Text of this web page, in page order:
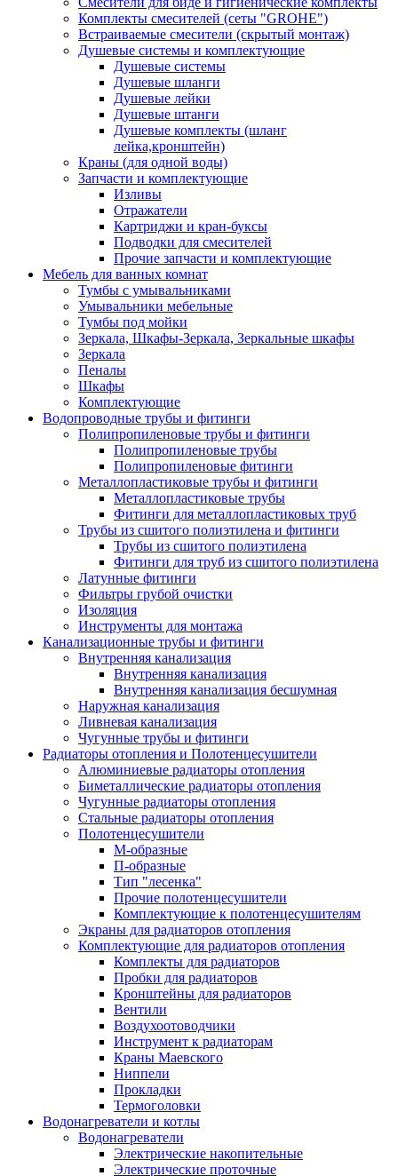
Комплекты смесителей (сеты "GROHE")
Встраиваемые смесители (скрытый монтаж)
Душевые системы и комплектующие
Душевые системы
Душевые шланги
Душевые лейки
Душевые штанги
Душевые комплекты (шланг
лейка,кронштейн)
Краны (для одной воды)
Запчасти и комплектующие
Изливы
Отражатели
Картриджи и кран-буксы
Подводки для смесителей
Прочие запчасти и комплектующие
Мебель для ванных комнат
Тумбы с умывальниками
Умывальники мебельные
Тумбы под мойки
Зеркала, Шкафы-Зеркала, Зеркальные шкафы
Зеркала
Пеналы
Шкафы
Комплектующие
Водопроводные трубы и фитинги
Полипропиленовые трубы и фитинги
Полипропиленовые трубы
Полипропиленовые фитинги
Металлопластиковые трубы и фитинги
Металлопластиковые трубы
Фитинги для металлопластиковых труб
Трубы из сшитого полиэтилена и фитинги
Трубы из сшитого полиэтилена
Фитинги для труб из сшитого полиэтилена
Латунные фитинги
Фильтры грубой очистки
Изоляция
Инструменты для монтажа
Канализационные трубы и фитинги
Внутренняя канализация
Внутренняя канализация
Внутренняя канализация бесшумная
Наружная канализация
Ливневая канализация
Чугунные трубы и фитинги
Радиаторы отопления и Полотенцесушители
Алюминиевые радиаторы отопления
Биметаллические радиаторы отопления
Чугунные радиаторы отопления
Стальные радиаторы отопления
Полотенцесушители
М-образные
П-образные
Тип "лесенка"
Прочие полотенцесушители
Комплектующие к полотенцесушителям
Экраны для радиаторов отопления
Комплектующие для радиаторов отопления
Комплекты для радиаторов
Пробки для радиаторов
Кронштейны для радиаторов
Вентили
Воздухоотоводчики
Инструмент к радиаторам
Краны Маевского
Ниппели
Прокладки
Термоголовки
Водонагреватели и котлы
Водонагреватели
Электрические накопительные
Электрические проточные